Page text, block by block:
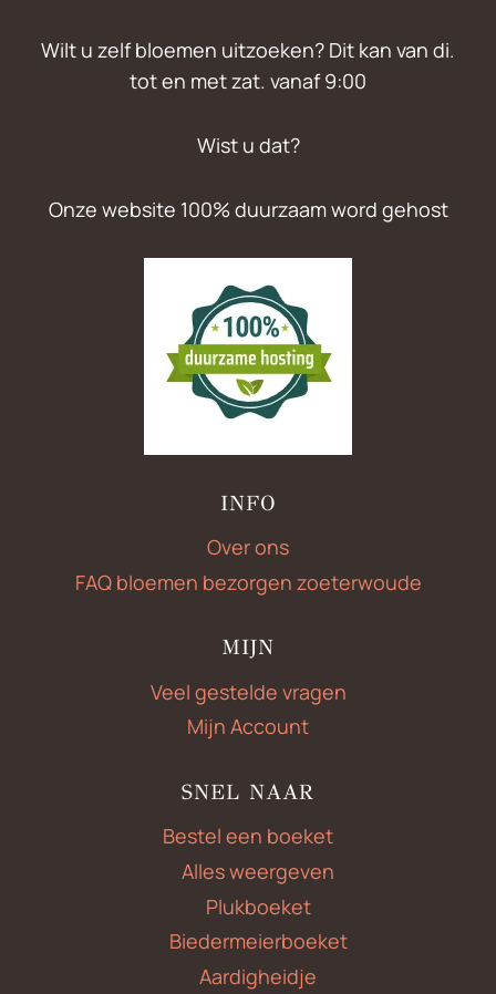
Wilt u zelf bloemen uitzoeken? Dit kan van di.
tot en met zat. vanaf 9:00
Wist u dat?
Onze website 100% duurzaam word gehost
INFO
Over ons
FAQ bloemen bezorgen zoeterwoude
MIJN
Veel gestelde vragen
Mijn Account
SNEL NAAR
Bestel een boeket
Alles weergeven
Plukboeket
Biedermeierboeket
Aardigheidje